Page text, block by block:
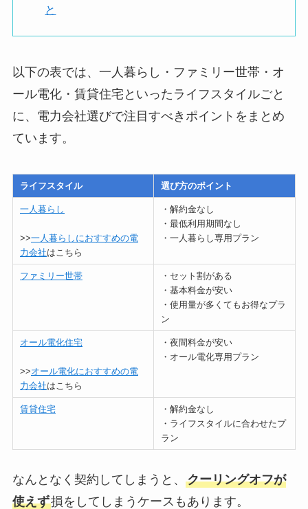
と
以下の表では、一人暮らし・ファミリー世帯・オ
ール電化・賃貸住宅といったライフスタイルごと
に、電力会社選びで注目すべきポイントをまとめ
ています。
ライフスタイル 選び方のポイント
一人暮らし
>>一人暮らしにおすすめの電
力会社はこちら
・解約金なし
・最低利用期間なし
・一人暮らし専用プラン
ファミリー世帯
・セット割がある
・基本料金が安い
・使用量が多くてもお得なプラ
ン
オール電化住宅
>>オール電化におすすめの電
力会社はこちら
・夜間料金が安い
・オール電化専用プラン
賃貸住宅
・解約金なし
・ライフスタイルに合わせたプ
ラン
なんとなく契約してしまうと、 クーリングオフが
使えず損をしてしまうケースもあります。